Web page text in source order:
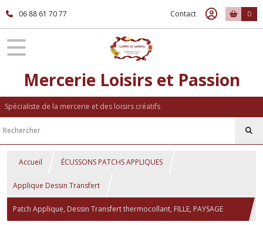
06 88 61 70 77 Contact 0
Mercerie Loisirs et Passion
Spécialiste de la mercerie et des loisirs créatifs
Accueil ÉCUSSONS PATCHS APPLIQUES
Applique Dessin Transfert
Patch Applique, Dessin Transfert thermocollant, FILLE, PAYSAGE